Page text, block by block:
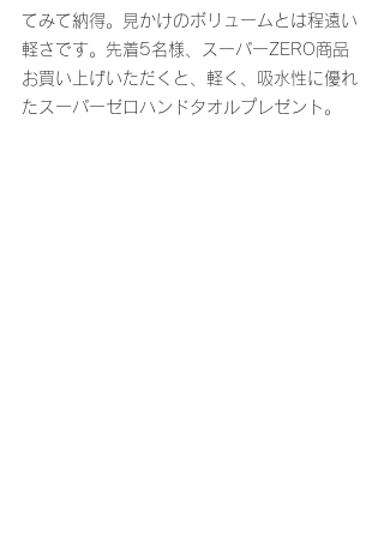
てみて納得。見かけのボリュームとは程遠い
軽さです。先着5名様、スーパーZERO商品
お買い上げいただくと、軽く、吸水性に優れ
たスーパーゼロハンドタオルプレゼント。